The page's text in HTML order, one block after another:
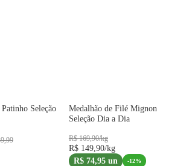
+2 SELOSSeleção
Medalhão de Filé Mignon
Seleção Dia a Dia
R$ 169,90/kg
R$ 149,90/kg
R$ 74,95un -12%